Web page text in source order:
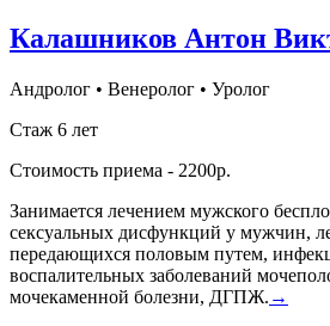
Калашников Антон
Андролог • Венеролог • Уролог
Стаж 6 лет
Стоимость приема - 2200р.
Занимается лечением мужского
сексуальных дисфункций у мужчин,
передающихся половым путем,
воспалительных заболеваний
мочекаменной болезни, ДГПЖ. →